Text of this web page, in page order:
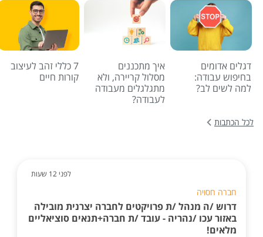
דגלים אדומים
בחיפוש עבודה:
למה לשים לב?
איך מתכננים
מסלול קריירה, ולא
מתגלגלים מעבודה
לעבודה?
7 כללי זהב לעיצוב
קורות חיים
לכל הכתבות
לפני 12 שעות
חברה חסויה
דרוש /ה מנהל /ת פרויקטים לחברה יצרנית מובילה
באזור עכו /נהריה - עובד /ת חברה+תנאים סוציאליים
מלאים!